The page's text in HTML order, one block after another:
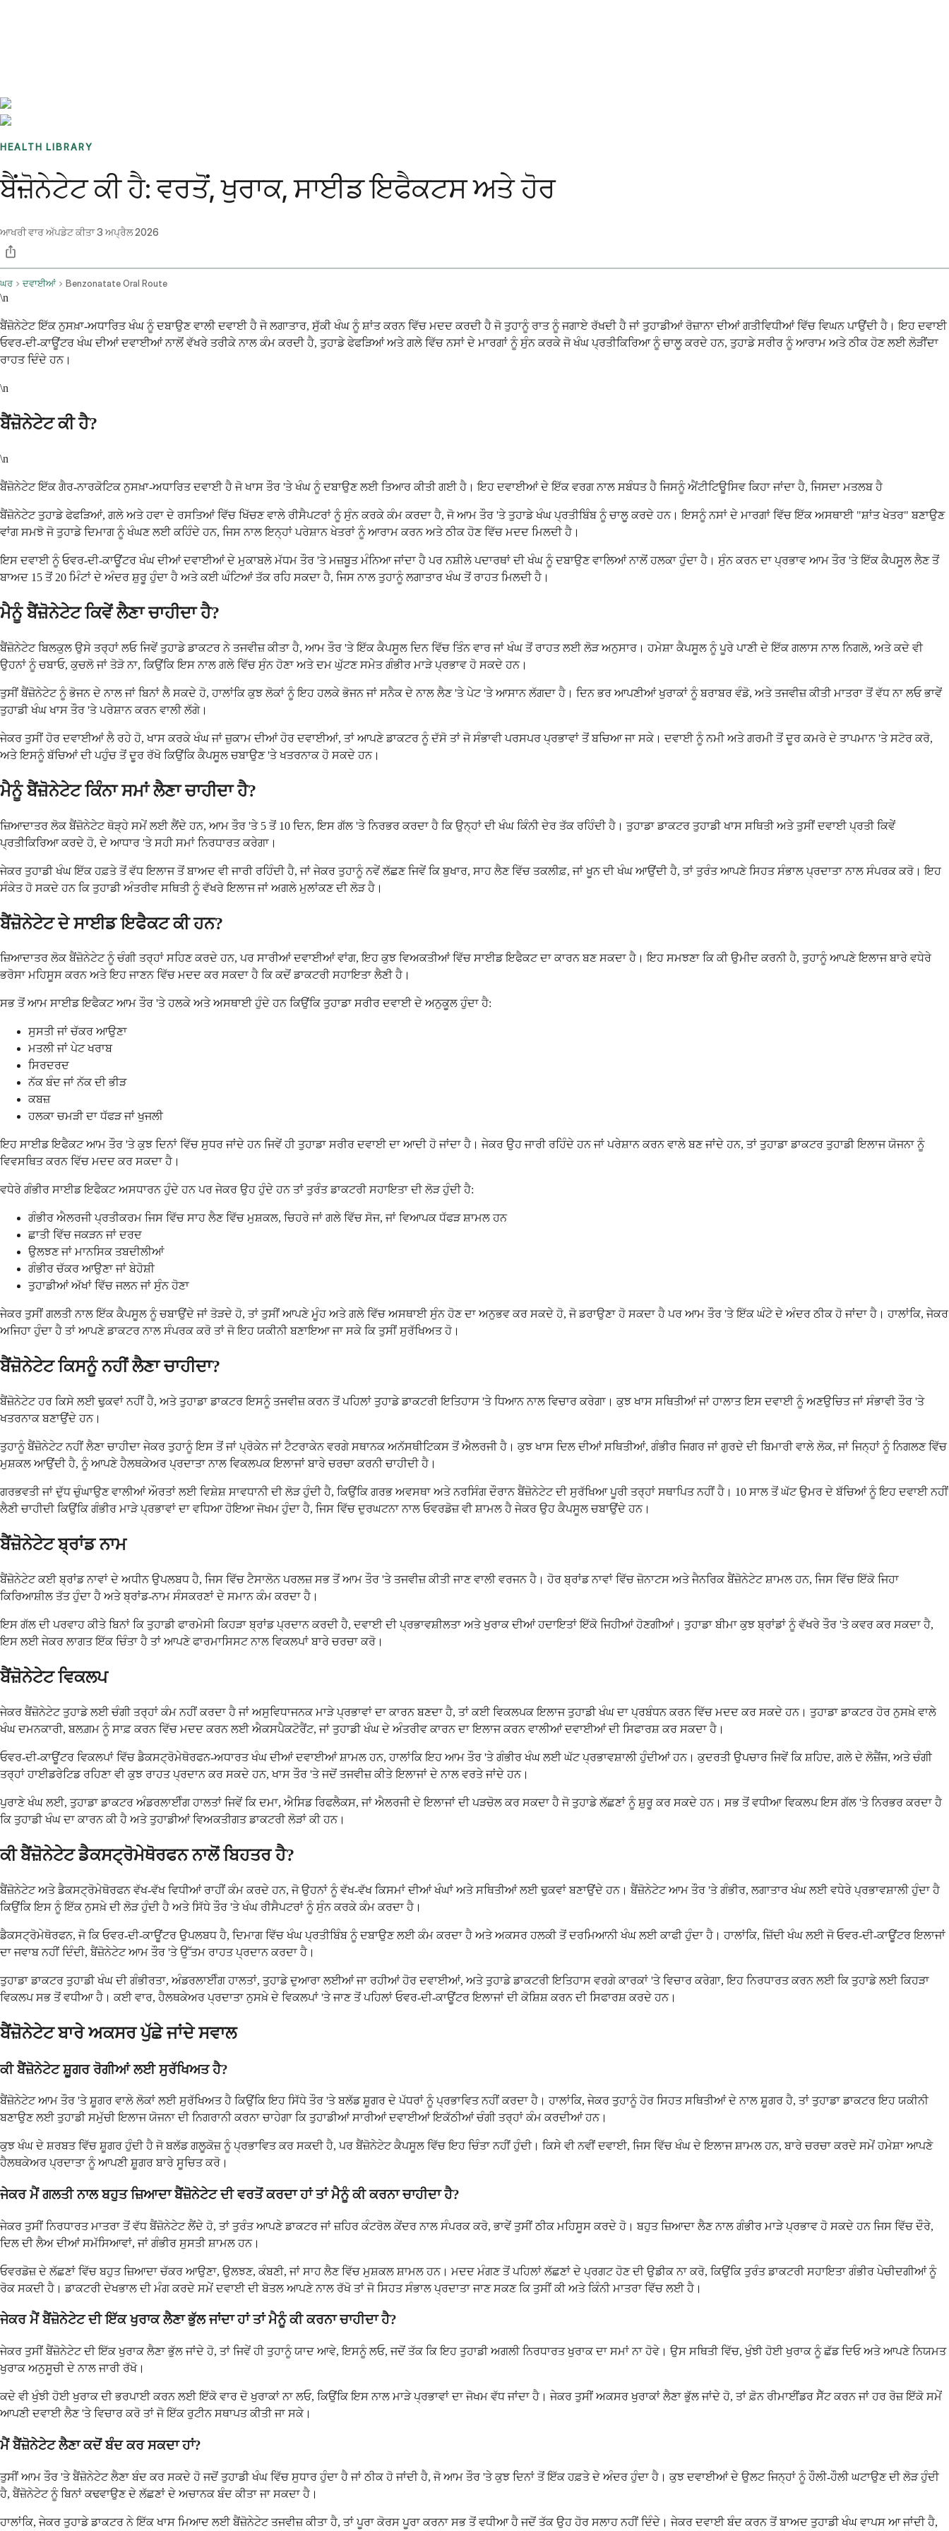
HEALTH LIBRARY
ਬੈਂਜ਼ੋਨੇਟੇਟ ਕੀ ਹੈ: ਵਰਤੋਂ, ਖੁਰਾਕ, ਸਾਈਡ ਇਫੈਕਟਸ ਅਤੇ ਹੋਰ
ਆਖਰੀ ਵਾਰ ਅੱਪਡੇਟ ਕੀਤਾ3 ਅਪ੍ਰੈਲ 2026
ਘਰ ਦਵਾਈਆਂ Benzonatate Oral Route
\n
ਬੈਂਜ਼ੋਨੇਟੇਟ ਇੱਕ ਨੁਸਖ਼ਾ-ਅਧਾਰਿਤ ਖੰਘ ਨੂੰ ਦਬਾਉਣ ਵਾਲੀ ਦਵਾਈ ਹੈ ਜੋ ਲਗਾਤਾਰ, ਸੁੱਕੀ ਖੰਘ ਨੂੰ ਸ਼ਾਂਤ ਕਰਨ ਵਿੱਚ ਮਦਦ ਕਰਦੀ ਹੈ ਜੋ ਤੁਹਾਨੂੰ ਰਾਤ ਨੂੰ ਜਗਾਏ ਰੱਖਦੀ ਹੈ ਜਾਂ ਤੁਹਾਡੀਆਂ ਰੋਜ਼ਾਨਾ ਦੀਆਂ ਗਤੀਵਿਧੀਆਂ ਵਿੱਚ ਵਿਘਨ ਪਾਉਂਦੀ ਹੈ। ਇਹ ਦਵਾਈ
ਓਵਰ-ਦੀ-ਕਾਊਂਟਰ ਖੰਘ ਦੀਆਂ ਦਵਾਈਆਂ ਨਾਲੋਂ ਵੱਖਰੇ ਤਰੀਕੇ ਨਾਲ ਕੰਮ ਕਰਦੀ ਹੈ, ਤੁਹਾਡੇ ਫੇਫੜਿਆਂ ਅਤੇ ਗਲੇ ਵਿੱਚ ਨਸਾਂ ਦੇ ਮਾਰਗਾਂ ਨੂੰ ਸੁੰਨ ਕਰਕੇ ਜੋ ਖੰਘ ਪ੍ਰਤੀਕਿਰਿਆ ਨੂੰ ਚਾਲੂ ਕਰਦੇ ਹਨ, ਤੁਹਾਡੇ ਸਰੀਰ ਨੂੰ ਆਰਾਮ ਅਤੇ ਠੀਕ ਹੋਣ ਲਈ ਲੋੜੀਂਦਾ
ਰਾਹਤ ਦਿੰਦੇ ਹਨ।
\n
ਬੈਂਜ਼ੋਨੇਟੇਟ ਕੀ ਹੈ?
\n
ਬੈਂਜ਼ੋਨੇਟੇਟ ਇੱਕ ਗੈਰ-ਨਾਰਕੋਟਿਕ ਨੁਸਖ਼ਾ-ਅਧਾਰਿਤ ਦਵਾਈ ਹੈ ਜੋ ਖਾਸ ਤੌਰ 'ਤੇ ਖੰਘ ਨੂੰ ਦਬਾਉਣ ਲਈ ਤਿਆਰ ਕੀਤੀ ਗਈ ਹੈ। ਇਹ ਦਵਾਈਆਂ ਦੇ ਇੱਕ ਵਰਗ ਨਾਲ ਸਬੰਧਤ ਹੈ ਜਿਸਨੂੰ ਐਂਟੀਟਿਊਸਿਵ ਕਿਹਾ ਜਾਂਦਾ ਹੈ, ਜਿਸਦਾ ਮਤਲਬ ਹੈ
ਬੈਂਜ਼ੋਨੇਟੇਟ ਤੁਹਾਡੇ ਫੇਫੜਿਆਂ, ਗਲੇ ਅਤੇ ਹਵਾ ਦੇ ਰਸਤਿਆਂ ਵਿੱਚ ਖਿੱਚਣ ਵਾਲੇ ਰੀਸੈਪਟਰਾਂ ਨੂੰ ਸੁੰਨ ਕਰਕੇ ਕੰਮ ਕਰਦਾ ਹੈ, ਜੋ ਆਮ ਤੌਰ 'ਤੇ ਤੁਹਾਡੇ ਖੰਘ ਪ੍ਰਤੀਬਿੰਬ ਨੂੰ ਚਾਲੂ ਕਰਦੇ ਹਨ। ਇਸਨੂੰ ਨਸਾਂ ਦੇ ਮਾਰਗਾਂ ਵਿੱਚ ਇੱਕ ਅਸਥਾਈ "ਸ਼ਾਂਤ ਖੇਤਰ" ਬਣਾਉਣ
ਵਾਂਗ ਸਮਝੋ ਜੋ ਤੁਹਾਡੇ ਦਿਮਾਗ ਨੂੰ ਖੰਘਣ ਲਈ ਕਹਿੰਦੇ ਹਨ, ਜਿਸ ਨਾਲ ਇਨ੍ਹਾਂ ਪਰੇਸ਼ਾਨ ਖੇਤਰਾਂ ਨੂੰ ਆਰਾਮ ਕਰਨ ਅਤੇ ਠੀਕ ਹੋਣ ਵਿੱਚ ਮਦਦ ਮਿਲਦੀ ਹੈ।
ਇਸ ਦਵਾਈ ਨੂੰ ਓਵਰ-ਦੀ-ਕਾਊਂਟਰ ਖੰਘ ਦੀਆਂ ਦਵਾਈਆਂ ਦੇ ਮੁਕਾਬਲੇ ਮੱਧਮ ਤੌਰ 'ਤੇ ਮਜ਼ਬੂਤ ਮੰਨਿਆ ਜਾਂਦਾ ਹੈ ਪਰ ਨਸ਼ੀਲੇ ਪਦਾਰਥਾਂ ਦੀ ਖੰਘ ਨੂੰ ਦਬਾਉਣ ਵਾਲਿਆਂ ਨਾਲੋਂ ਹਲਕਾ ਹੁੰਦਾ ਹੈ। ਸੁੰਨ ਕਰਨ ਦਾ ਪ੍ਰਭਾਵ ਆਮ ਤੌਰ 'ਤੇ ਇੱਕ ਕੈਪਸੂਲ ਲੈਣ ਤੋਂ
ਬਾਅਦ 15 ਤੋਂ 20 ਮਿੰਟਾਂ ਦੇ ਅੰਦਰ ਸ਼ੁਰੂ ਹੁੰਦਾ ਹੈ ਅਤੇ ਕਈ ਘੰਟਿਆਂ ਤੱਕ ਰਹਿ ਸਕਦਾ ਹੈ, ਜਿਸ ਨਾਲ ਤੁਹਾਨੂੰ ਲਗਾਤਾਰ ਖੰਘ ਤੋਂ ਰਾਹਤ ਮਿਲਦੀ ਹੈ।
ਮੈਨੂੰ ਬੈਂਜ਼ੋਨੇਟੇਟ ਕਿਵੇਂ ਲੈਣਾ ਚਾਹੀਦਾ ਹੈ?
ਬੈਂਜ਼ੋਨੇਟੇਟ ਬਿਲਕੁਲ ਉਸੇ ਤਰ੍ਹਾਂ ਲਓ ਜਿਵੇਂ ਤੁਹਾਡੇ ਡਾਕਟਰ ਨੇ ਤਜਵੀਜ਼ ਕੀਤਾ ਹੈ, ਆਮ ਤੌਰ 'ਤੇ ਇੱਕ ਕੈਪਸੂਲ ਦਿਨ ਵਿੱਚ ਤਿੰਨ ਵਾਰ ਜਾਂ ਖੰਘ ਤੋਂ ਰਾਹਤ ਲਈ ਲੋੜ ਅਨੁਸਾਰ। ਹਮੇਸ਼ਾ ਕੈਪਸੂਲ ਨੂੰ ਪੂਰੇ ਪਾਣੀ ਦੇ ਇੱਕ ਗਲਾਸ ਨਾਲ ਨਿਗਲੋ, ਅਤੇ ਕਦੇ ਵੀ
ਉਹਨਾਂ ਨੂੰ ਚਬਾਓ, ਕੁਚਲੋ ਜਾਂ ਤੋੜੋ ਨਾ, ਕਿਉਂਕਿ ਇਸ ਨਾਲ ਗਲੇ ਵਿੱਚ ਸੁੰਨ ਹੋਣਾ ਅਤੇ ਦਮ ਘੁੱਟਣ ਸਮੇਤ ਗੰਭੀਰ ਮਾੜੇ ਪ੍ਰਭਾਵ ਹੋ ਸਕਦੇ ਹਨ।
ਤੁਸੀਂ ਬੈਂਜ਼ੋਨੇਟੇਟ ਨੂੰ ਭੋਜਨ ਦੇ ਨਾਲ ਜਾਂ ਬਿਨਾਂ ਲੈ ਸਕਦੇ ਹੋ, ਹਾਲਾਂਕਿ ਕੁਝ ਲੋਕਾਂ ਨੂੰ ਇਹ ਹਲਕੇ ਭੋਜਨ ਜਾਂ ਸਨੈਕ ਦੇ ਨਾਲ ਲੈਣ 'ਤੇ ਪੇਟ 'ਤੇ ਆਸਾਨ ਲੱਗਦਾ ਹੈ। ਦਿਨ ਭਰ ਆਪਣੀਆਂ ਖੁਰਾਕਾਂ ਨੂੰ ਬਰਾਬਰ ਵੰਡੋ, ਅਤੇ ਤਜਵੀਜ਼ ਕੀਤੀ ਮਾਤਰਾ ਤੋਂ ਵੱਧ ਨਾ ਲਓ ਭਾਵੇਂ
ਤੁਹਾਡੀ ਖੰਘ ਖਾਸ ਤੌਰ 'ਤੇ ਪਰੇਸ਼ਾਨ ਕਰਨ ਵਾਲੀ ਲੱਗੇ।
ਜੇਕਰ ਤੁਸੀਂ ਹੋਰ ਦਵਾਈਆਂ ਲੈ ਰਹੇ ਹੋ, ਖਾਸ ਕਰਕੇ ਖੰਘ ਜਾਂ ਜ਼ੁਕਾਮ ਦੀਆਂ ਹੋਰ ਦਵਾਈਆਂ, ਤਾਂ ਆਪਣੇ ਡਾਕਟਰ ਨੂੰ ਦੱਸੋ ਤਾਂ ਜੋ ਸੰਭਾਵੀ ਪਰਸਪਰ ਪ੍ਰਭਾਵਾਂ ਤੋਂ ਬਚਿਆ ਜਾ ਸਕੇ। ਦਵਾਈ ਨੂੰ ਨਮੀ ਅਤੇ ਗਰਮੀ ਤੋਂ ਦੂਰ ਕਮਰੇ ਦੇ ਤਾਪਮਾਨ 'ਤੇ ਸਟੋਰ ਕਰੋ,
ਅਤੇ ਇਸਨੂੰ ਬੱਚਿਆਂ ਦੀ ਪਹੁੰਚ ਤੋਂ ਦੂਰ ਰੱਖੋ ਕਿਉਂਕਿ ਕੈਪਸੂਲ ਚਬਾਉਣ 'ਤੇ ਖਤਰਨਾਕ ਹੋ ਸਕਦੇ ਹਨ।
ਮੈਨੂੰ ਬੈਂਜ਼ੋਨੇਟੇਟ ਕਿੰਨਾ ਸਮਾਂ ਲੈਣਾ ਚਾਹੀਦਾ ਹੈ?
ਜ਼ਿਆਦਾਤਰ ਲੋਕ ਬੈਂਜ਼ੋਨੇਟੇਟ ਥੋੜ੍ਹੇ ਸਮੇਂ ਲਈ ਲੈਂਦੇ ਹਨ, ਆਮ ਤੌਰ 'ਤੇ 5 ਤੋਂ 10 ਦਿਨ, ਇਸ ਗੱਲ 'ਤੇ ਨਿਰਭਰ ਕਰਦਾ ਹੈ ਕਿ ਉਨ੍ਹਾਂ ਦੀ ਖੰਘ ਕਿੰਨੀ ਦੇਰ ਤੱਕ ਰਹਿੰਦੀ ਹੈ। ਤੁਹਾਡਾ ਡਾਕਟਰ ਤੁਹਾਡੀ ਖਾਸ ਸਥਿਤੀ ਅਤੇ ਤੁਸੀਂ ਦਵਾਈ ਪ੍ਰਤੀ ਕਿਵੇਂ
ਪ੍ਰਤੀਕਿਰਿਆ ਕਰਦੇ ਹੋ, ਦੇ ਆਧਾਰ 'ਤੇ ਸਹੀ ਸਮਾਂ ਨਿਰਧਾਰਤ ਕਰੇਗਾ।
ਜੇਕਰ ਤੁਹਾਡੀ ਖੰਘ ਇੱਕ ਹਫ਼ਤੇ ਤੋਂ ਵੱਧ ਇਲਾਜ ਤੋਂ ਬਾਅਦ ਵੀ ਜਾਰੀ ਰਹਿੰਦੀ ਹੈ, ਜਾਂ ਜੇਕਰ ਤੁਹਾਨੂੰ ਨਵੇਂ ਲੱਛਣ ਜਿਵੇਂ ਕਿ ਬੁਖਾਰ, ਸਾਹ ਲੈਣ ਵਿੱਚ ਤਕਲੀਫ਼, ਜਾਂ ਖੂਨ ਦੀ ਖੰਘ ਆਉਂਦੀ ਹੈ, ਤਾਂ ਤੁਰੰਤ ਆਪਣੇ ਸਿਹਤ ਸੰਭਾਲ ਪ੍ਰਦਾਤਾ ਨਾਲ ਸੰਪਰਕ ਕਰੋ। ਇਹ
ਸੰਕੇਤ ਹੋ ਸਕਦੇ ਹਨ ਕਿ ਤੁਹਾਡੀ ਅੰਤਰੀਵ ਸਥਿਤੀ ਨੂੰ ਵੱਖਰੇ ਇਲਾਜ ਜਾਂ ਅਗਲੇ ਮੁਲਾਂਕਣ ਦੀ ਲੋੜ ਹੈ।
ਬੈਂਜ਼ੋਨੇਟੇਟ ਦੇ ਸਾਈਡ ਇਫੈਕਟ ਕੀ ਹਨ?
ਜ਼ਿਆਦਾਤਰ ਲੋਕ ਬੈਂਜ਼ੋਨੇਟੇਟ ਨੂੰ ਚੰਗੀ ਤਰ੍ਹਾਂ ਸਹਿਣ ਕਰਦੇ ਹਨ, ਪਰ ਸਾਰੀਆਂ ਦਵਾਈਆਂ ਵਾਂਗ, ਇਹ ਕੁਝ ਵਿਅਕਤੀਆਂ ਵਿੱਚ ਸਾਈਡ ਇਫੈਕਟ ਦਾ ਕਾਰਨ ਬਣ ਸਕਦਾ ਹੈ। ਇਹ ਸਮਝਣਾ ਕਿ ਕੀ ਉਮੀਦ ਕਰਨੀ ਹੈ, ਤੁਹਾਨੂੰ ਆਪਣੇ ਇਲਾਜ ਬਾਰੇ ਵਧੇਰੇ
ਭਰੋਸਾ ਮਹਿਸੂਸ ਕਰਨ ਅਤੇ ਇਹ ਜਾਣਨ ਵਿੱਚ ਮਦਦ ਕਰ ਸਕਦਾ ਹੈ ਕਿ ਕਦੋਂ ਡਾਕਟਰੀ ਸਹਾਇਤਾ ਲੈਣੀ ਹੈ।
ਸਭ ਤੋਂ ਆਮ ਸਾਈਡ ਇਫੈਕਟ ਆਮ ਤੌਰ 'ਤੇ ਹਲਕੇ ਅਤੇ ਅਸਥਾਈ ਹੁੰਦੇ ਹਨ ਕਿਉਂਕਿ ਤੁਹਾਡਾ ਸਰੀਰ ਦਵਾਈ ਦੇ ਅਨੁਕੂਲ ਹੁੰਦਾ ਹੈ:
ਸੁਸਤੀ ਜਾਂ ਚੱਕਰ ਆਉਣਾ
ਮਤਲੀ ਜਾਂ ਪੇਟ ਖਰਾਬ
ਸਿਰਦਰਦ
ਨੱਕ ਬੰਦ ਜਾਂ ਨੱਕ ਦੀ ਭੀੜ
ਕਬਜ਼
ਹਲਕਾ ਚਮੜੀ ਦਾ ਧੱਫੜ ਜਾਂ ਖੁਜਲੀ
ਇਹ ਸਾਈਡ ਇਫੈਕਟ ਆਮ ਤੌਰ 'ਤੇ ਕੁਝ ਦਿਨਾਂ ਵਿੱਚ ਸੁਧਰ ਜਾਂਦੇ ਹਨ ਜਿਵੇਂ ਹੀ ਤੁਹਾਡਾ ਸਰੀਰ ਦਵਾਈ ਦਾ ਆਦੀ ਹੋ ਜਾਂਦਾ ਹੈ। ਜੇਕਰ ਉਹ ਜਾਰੀ ਰਹਿੰਦੇ ਹਨ ਜਾਂ ਪਰੇਸ਼ਾਨ ਕਰਨ ਵਾਲੇ ਬਣ ਜਾਂਦੇ ਹਨ, ਤਾਂ ਤੁਹਾਡਾ ਡਾਕਟਰ ਤੁਹਾਡੀ ਇਲਾਜ ਯੋਜਨਾ ਨੂੰ
ਵਿਵਸਥਿਤ ਕਰਨ ਵਿੱਚ ਮਦਦ ਕਰ ਸਕਦਾ ਹੈ।
ਵਧੇਰੇ ਗੰਭੀਰ ਸਾਈਡ ਇਫੈਕਟ ਅਸਧਾਰਨ ਹੁੰਦੇ ਹਨ ਪਰ ਜੇਕਰ ਉਹ ਹੁੰਦੇ ਹਨ ਤਾਂ ਤੁਰੰਤ ਡਾਕਟਰੀ ਸਹਾਇਤਾ ਦੀ ਲੋੜ ਹੁੰਦੀ ਹੈ:
ਗੰਭੀਰ ਐਲਰਜੀ ਪ੍ਰਤੀਕਰਮ ਜਿਸ ਵਿੱਚ ਸਾਹ ਲੈਣ ਵਿੱਚ ਮੁਸ਼ਕਲ, ਚਿਹਰੇ ਜਾਂ ਗਲੇ ਵਿੱਚ ਸੋਜ, ਜਾਂ ਵਿਆਪਕ ਧੱਫੜ ਸ਼ਾਮਲ ਹਨ
ਛਾਤੀ ਵਿੱਚ ਜਕੜਨ ਜਾਂ ਦਰਦ
ਉਲਝਣ ਜਾਂ ਮਾਨਸਿਕ ਤਬਦੀਲੀਆਂ
ਗੰਭੀਰ ਚੱਕਰ ਆਉਣਾ ਜਾਂ ਬੇਹੋਸ਼ੀ
ਤੁਹਾਡੀਆਂ ਅੱਖਾਂ ਵਿੱਚ ਜਲਨ ਜਾਂ ਸੁੰਨ ਹੋਣਾ
ਜੇਕਰ ਤੁਸੀਂ ਗਲਤੀ ਨਾਲ ਇੱਕ ਕੈਪਸੂਲ ਨੂੰ ਚਬਾਉਂਦੇ ਜਾਂ ਤੋੜਦੇ ਹੋ, ਤਾਂ ਤੁਸੀਂ ਆਪਣੇ ਮੂੰਹ ਅਤੇ ਗਲੇ ਵਿੱਚ ਅਸਥਾਈ ਸੁੰਨ ਹੋਣ ਦਾ ਅਨੁਭਵ ਕਰ ਸਕਦੇ ਹੋ, ਜੋ ਡਰਾਉਣਾ ਹੋ ਸਕਦਾ ਹੈ ਪਰ ਆਮ ਤੌਰ 'ਤੇ ਇੱਕ ਘੰਟੇ ਦੇ ਅੰਦਰ ਠੀਕ ਹੋ ਜਾਂਦਾ ਹੈ। ਹਾਲਾਂਕਿ, ਜੇਕਰ
ਅਜਿਹਾ ਹੁੰਦਾ ਹੈ ਤਾਂ ਆਪਣੇ ਡਾਕਟਰ ਨਾਲ ਸੰਪਰਕ ਕਰੋ ਤਾਂ ਜੋ ਇਹ ਯਕੀਨੀ ਬਣਾਇਆ ਜਾ ਸਕੇ ਕਿ ਤੁਸੀਂ ਸੁਰੱਖਿਅਤ ਹੋ।
ਬੈਂਜ਼ੋਨੇਟੇਟ ਕਿਸਨੂੰ ਨਹੀਂ ਲੈਣਾ ਚਾਹੀਦਾ?
ਬੈਂਜ਼ੋਨੇਟੇਟ ਹਰ ਕਿਸੇ ਲਈ ਢੁਕਵਾਂ ਨਹੀਂ ਹੈ, ਅਤੇ ਤੁਹਾਡਾ ਡਾਕਟਰ ਇਸਨੂੰ ਤਜਵੀਜ਼ ਕਰਨ ਤੋਂ ਪਹਿਲਾਂ ਤੁਹਾਡੇ ਡਾਕਟਰੀ ਇਤਿਹਾਸ 'ਤੇ ਧਿਆਨ ਨਾਲ ਵਿਚਾਰ ਕਰੇਗਾ। ਕੁਝ ਖਾਸ ਸਥਿਤੀਆਂ ਜਾਂ ਹਾਲਾਤ ਇਸ ਦਵਾਈ ਨੂੰ ਅਣਉਚਿਤ ਜਾਂ ਸੰਭਾਵੀ ਤੌਰ 'ਤੇ
ਖਤਰਨਾਕ ਬਣਾਉਂਦੇ ਹਨ।
ਤੁਹਾਨੂੰ ਬੈਂਜ਼ੋਨੇਟੇਟ ਨਹੀਂ ਲੈਣਾ ਚਾਹੀਦਾ ਜੇਕਰ ਤੁਹਾਨੂੰ ਇਸ ਤੋਂ ਜਾਂ ਪ੍ਰੋਕੇਨ ਜਾਂ ਟੈਟਰਾਕੇਨ ਵਰਗੇ ਸਥਾਨਕ ਅਨੱਸਥੀਟਿਕਸ ਤੋਂ ਐਲਰਜੀ ਹੈ। ਕੁਝ ਖਾਸ ਦਿਲ ਦੀਆਂ ਸਥਿਤੀਆਂ, ਗੰਭੀਰ ਜਿਗਰ ਜਾਂ ਗੁਰਦੇ ਦੀ ਬਿਮਾਰੀ ਵਾਲੇ ਲੋਕ, ਜਾਂ ਜਿਨ੍ਹਾਂ ਨੂੰ ਨਿਗਲਣ ਵਿੱਚ
ਮੁਸ਼ਕਲ ਆਉਂਦੀ ਹੈ, ਨੂੰ ਆਪਣੇ ਹੈਲਥਕੇਅਰ ਪ੍ਰਦਾਤਾ ਨਾਲ ਵਿਕਲਪਕ ਇਲਾਜਾਂ ਬਾਰੇ ਚਰਚਾ ਕਰਨੀ ਚਾਹੀਦੀ ਹੈ।
ਗਰਭਵਤੀ ਜਾਂ ਦੁੱਧ ਚੁੰਘਾਉਣ ਵਾਲੀਆਂ ਔਰਤਾਂ ਲਈ ਵਿਸ਼ੇਸ਼ ਸਾਵਧਾਨੀ ਦੀ ਲੋੜ ਹੁੰਦੀ ਹੈ, ਕਿਉਂਕਿ ਗਰਭ ਅਵਸਥਾ ਅਤੇ ਨਰਸਿੰਗ ਦੌਰਾਨ ਬੈਂਜ਼ੋਨੇਟੇਟ ਦੀ ਸੁਰੱਖਿਆ ਪੂਰੀ ਤਰ੍ਹਾਂ ਸਥਾਪਿਤ ਨਹੀਂ ਹੈ। 10 ਸਾਲ ਤੋਂ ਘੱਟ ਉਮਰ ਦੇ ਬੱਚਿਆਂ ਨੂੰ ਇਹ ਦਵਾਈ ਨਹੀਂ
ਲੈਣੀ ਚਾਹੀਦੀ ਕਿਉਂਕਿ ਗੰਭੀਰ ਮਾੜੇ ਪ੍ਰਭਾਵਾਂ ਦਾ ਵਧਿਆ ਹੋਇਆ ਜੋਖਮ ਹੁੰਦਾ ਹੈ, ਜਿਸ ਵਿੱਚ ਦੁਰਘਟਨਾ ਨਾਲ ਓਵਰਡੋਜ਼ ਵੀ ਸ਼ਾਮਲ ਹੈ ਜੇਕਰ ਉਹ ਕੈਪਸੂਲ ਚਬਾਉਂਦੇ ਹਨ।
ਬੈਂਜ਼ੋਨੇਟੇਟ ਬ੍ਰਾਂਡ ਨਾਮ
ਬੈਂਜ਼ੋਨੇਟੇਟ ਕਈ ਬ੍ਰਾਂਡ ਨਾਵਾਂ ਦੇ ਅਧੀਨ ਉਪਲਬਧ ਹੈ, ਜਿਸ ਵਿੱਚ ਟੈਸਾਲੋਨ ਪਰਲਜ਼ ਸਭ ਤੋਂ ਆਮ ਤੌਰ 'ਤੇ ਤਜਵੀਜ਼ ਕੀਤੀ ਜਾਣ ਵਾਲੀ ਵਰਜਨ ਹੈ। ਹੋਰ ਬ੍ਰਾਂਡ ਨਾਵਾਂ ਵਿੱਚ ਜ਼ੋਨਾਟਸ ਅਤੇ ਜੈਨਰਿਕ ਬੈਂਜ਼ੋਨੇਟੇਟ ਸ਼ਾਮਲ ਹਨ, ਜਿਸ ਵਿੱਚ ਇੱਕੋ ਜਿਹਾ
ਕਿਰਿਆਸ਼ੀਲ ਤੱਤ ਹੁੰਦਾ ਹੈ ਅਤੇ ਬ੍ਰਾਂਡ-ਨਾਮ ਸੰਸਕਰਣਾਂ ਦੇ ਸਮਾਨ ਕੰਮ ਕਰਦਾ ਹੈ।
ਇਸ ਗੱਲ ਦੀ ਪਰਵਾਹ ਕੀਤੇ ਬਿਨਾਂ ਕਿ ਤੁਹਾਡੀ ਫਾਰਮੇਸੀ ਕਿਹੜਾ ਬ੍ਰਾਂਡ ਪ੍ਰਦਾਨ ਕਰਦੀ ਹੈ, ਦਵਾਈ ਦੀ ਪ੍ਰਭਾਵਸ਼ੀਲਤਾ ਅਤੇ ਖੁਰਾਕ ਦੀਆਂ ਹਦਾਇਤਾਂ ਇੱਕੋ ਜਿਹੀਆਂ ਹੋਣਗੀਆਂ। ਤੁਹਾਡਾ ਬੀਮਾ ਕੁਝ ਬ੍ਰਾਂਡਾਂ ਨੂੰ ਵੱਖਰੇ ਤੌਰ 'ਤੇ ਕਵਰ ਕਰ ਸਕਦਾ ਹੈ,
ਇਸ ਲਈ ਜੇਕਰ ਲਾਗਤ ਇੱਕ ਚਿੰਤਾ ਹੈ ਤਾਂ ਆਪਣੇ ਫਾਰਮਾਸਿਸਟ ਨਾਲ ਵਿਕਲਪਾਂ ਬਾਰੇ ਚਰਚਾ ਕਰੋ।
ਬੈਂਜ਼ੋਨੇਟੇਟ ਵਿਕਲਪ
ਜੇਕਰ ਬੈਂਜ਼ੋਨੇਟੇਟ ਤੁਹਾਡੇ ਲਈ ਚੰਗੀ ਤਰ੍ਹਾਂ ਕੰਮ ਨਹੀਂ ਕਰਦਾ ਹੈ ਜਾਂ ਅਸੁਵਿਧਾਜਨਕ ਮਾੜੇ ਪ੍ਰਭਾਵਾਂ ਦਾ ਕਾਰਨ ਬਣਦਾ ਹੈ, ਤਾਂ ਕਈ ਵਿਕਲਪਕ ਇਲਾਜ ਤੁਹਾਡੀ ਖੰਘ ਦਾ ਪ੍ਰਬੰਧਨ ਕਰਨ ਵਿੱਚ ਮਦਦ ਕਰ ਸਕਦੇ ਹਨ। ਤੁਹਾਡਾ ਡਾਕਟਰ ਹੋਰ ਨੁਸਖ਼ੇ ਵਾਲੇ
ਖੰਘ ਦਮਨਕਾਰੀ, ਬਲਗ਼ਮ ਨੂੰ ਸਾਫ਼ ਕਰਨ ਵਿੱਚ ਮਦਦ ਕਰਨ ਲਈ ਐਕਸਪੈਕਟੋਰੈਂਟ, ਜਾਂ ਤੁਹਾਡੀ ਖੰਘ ਦੇ ਅੰਤਰੀਵ ਕਾਰਨ ਦਾ ਇਲਾਜ ਕਰਨ ਵਾਲੀਆਂ ਦਵਾਈਆਂ ਦੀ ਸਿਫਾਰਸ਼ ਕਰ ਸਕਦਾ ਹੈ।
ਓਵਰ-ਦੀ-ਕਾਊਂਟਰ ਵਿਕਲਪਾਂ ਵਿੱਚ ਡੈਕਸਟ੍ਰੋਮੇਥੋਰਫਨ-ਅਧਾਰਤ ਖੰਘ ਦੀਆਂ ਦਵਾਈਆਂ ਸ਼ਾਮਲ ਹਨ, ਹਾਲਾਂਕਿ ਇਹ ਆਮ ਤੌਰ 'ਤੇ ਗੰਭੀਰ ਖੰਘ ਲਈ ਘੱਟ ਪ੍ਰਭਾਵਸ਼ਾਲੀ ਹੁੰਦੀਆਂ ਹਨ। ਕੁਦਰਤੀ ਉਪਚਾਰ ਜਿਵੇਂ ਕਿ ਸ਼ਹਿਦ, ਗਲੇ ਦੇ ਲੋਜ਼ੈਂਜ, ਅਤੇ ਚੰਗੀ
ਤਰ੍ਹਾਂ ਹਾਈਡਰੇਟਿਡ ਰਹਿਣਾ ਵੀ ਕੁਝ ਰਾਹਤ ਪ੍ਰਦਾਨ ਕਰ ਸਕਦੇ ਹਨ, ਖਾਸ ਤੌਰ 'ਤੇ ਜਦੋਂ ਤਜਵੀਜ਼ ਕੀਤੇ ਇਲਾਜਾਂ ਦੇ ਨਾਲ ਵਰਤੇ ਜਾਂਦੇ ਹਨ।
ਪੁਰਾਣੇ ਖੰਘ ਲਈ, ਤੁਹਾਡਾ ਡਾਕਟਰ ਅੰਡਰਲਾਈੰਗ ਹਾਲਤਾਂ ਜਿਵੇਂ ਕਿ ਦਮਾ, ਐਸਿਡ ਰਿਫਲੈਕਸ, ਜਾਂ ਐਲਰਜੀ ਦੇ ਇਲਾਜਾਂ ਦੀ ਪੜਚੋਲ ਕਰ ਸਕਦਾ ਹੈ ਜੋ ਤੁਹਾਡੇ ਲੱਛਣਾਂ ਨੂੰ ਸ਼ੁਰੂ ਕਰ ਸਕਦੇ ਹਨ। ਸਭ ਤੋਂ ਵਧੀਆ ਵਿਕਲਪ ਇਸ ਗੱਲ 'ਤੇ ਨਿਰਭਰ ਕਰਦਾ ਹੈ
ਕਿ ਤੁਹਾਡੀ ਖੰਘ ਦਾ ਕਾਰਨ ਕੀ ਹੈ ਅਤੇ ਤੁਹਾਡੀਆਂ ਵਿਅਕਤੀਗਤ ਡਾਕਟਰੀ ਲੋੜਾਂ ਕੀ ਹਨ।
ਕੀ ਬੈਂਜ਼ੋਨੇਟੇਟ ਡੈਕਸਟ੍ਰੋਮੇਥੋਰਫਨ ਨਾਲੋਂ ਬਿਹਤਰ ਹੈ?
ਬੈਂਜ਼ੋਨੇਟੇਟ ਅਤੇ ਡੈਕਸਟ੍ਰੋਮੇਥੋਰਫਨ ਵੱਖ-ਵੱਖ ਵਿਧੀਆਂ ਰਾਹੀਂ ਕੰਮ ਕਰਦੇ ਹਨ, ਜੋ ਉਹਨਾਂ ਨੂੰ ਵੱਖ-ਵੱਖ ਕਿਸਮਾਂ ਦੀਆਂ ਖੰਘਾਂ ਅਤੇ ਸਥਿਤੀਆਂ ਲਈ ਢੁਕਵਾਂ ਬਣਾਉਂਦੇ ਹਨ। ਬੈਂਜ਼ੋਨੇਟੇਟ ਆਮ ਤੌਰ 'ਤੇ ਗੰਭੀਰ, ਲਗਾਤਾਰ ਖੰਘ ਲਈ ਵਧੇਰੇ ਪ੍ਰਭਾਵਸ਼ਾਲੀ ਹੁੰਦਾ ਹੈ
ਕਿਉਂਕਿ ਇਸ ਨੂੰ ਇੱਕ ਨੁਸਖ਼ੇ ਦੀ ਲੋੜ ਹੁੰਦੀ ਹੈ ਅਤੇ ਸਿੱਧੇ ਤੌਰ 'ਤੇ ਖੰਘ ਰੀਸੈਪਟਰਾਂ ਨੂੰ ਸੁੰਨ ਕਰਕੇ ਕੰਮ ਕਰਦਾ ਹੈ।
ਡੈਕਸਟ੍ਰੋਮੇਥੋਰਫਨ, ਜੋ ਕਿ ਓਵਰ-ਦੀ-ਕਾਊਂਟਰ ਉਪਲਬਧ ਹੈ, ਦਿਮਾਗ ਵਿੱਚ ਖੰਘ ਪ੍ਰਤੀਬਿੰਬ ਨੂੰ ਦਬਾਉਣ ਲਈ ਕੰਮ ਕਰਦਾ ਹੈ ਅਤੇ ਅਕਸਰ ਹਲਕੀ ਤੋਂ ਦਰਮਿਆਨੀ ਖੰਘ ਲਈ ਕਾਫੀ ਹੁੰਦਾ ਹੈ। ਹਾਲਾਂਕਿ, ਜ਼ਿੱਦੀ ਖੰਘ ਲਈ ਜੋ ਓਵਰ-ਦੀ-ਕਾਊਂਟਰ ਇਲਾਜਾਂ
ਦਾ ਜਵਾਬ ਨਹੀਂ ਦਿੰਦੀ, ਬੈਂਜ਼ੋਨੇਟੇਟ ਆਮ ਤੌਰ 'ਤੇ ਉੱਤਮ ਰਾਹਤ ਪ੍ਰਦਾਨ ਕਰਦਾ ਹੈ।
ਤੁਹਾਡਾ ਡਾਕਟਰ ਤੁਹਾਡੀ ਖੰਘ ਦੀ ਗੰਭੀਰਤਾ, ਅੰਡਰਲਾਈੰਗ ਹਾਲਤਾਂ, ਤੁਹਾਡੇ ਦੁਆਰਾ ਲਈਆਂ ਜਾ ਰਹੀਆਂ ਹੋਰ ਦਵਾਈਆਂ, ਅਤੇ ਤੁਹਾਡੇ ਡਾਕਟਰੀ ਇਤਿਹਾਸ ਵਰਗੇ ਕਾਰਕਾਂ 'ਤੇ ਵਿਚਾਰ ਕਰੇਗਾ, ਇਹ ਨਿਰਧਾਰਤ ਕਰਨ ਲਈ ਕਿ ਤੁਹਾਡੇ ਲਈ ਕਿਹੜਾ
ਵਿਕਲਪ ਸਭ ਤੋਂ ਵਧੀਆ ਹੈ। ਕਈ ਵਾਰ, ਹੈਲਥਕੇਅਰ ਪ੍ਰਦਾਤਾ ਨੁਸਖ਼ੇ ਦੇ ਵਿਕਲਪਾਂ 'ਤੇ ਜਾਣ ਤੋਂ ਪਹਿਲਾਂ ਓਵਰ-ਦੀ-ਕਾਊਂਟਰ ਇਲਾਜਾਂ ਦੀ ਕੋਸ਼ਿਸ਼ ਕਰਨ ਦੀ ਸਿਫਾਰਸ਼ ਕਰਦੇ ਹਨ।
ਬੈਂਜ਼ੋਨੇਟੇਟ ਬਾਰੇ ਅਕਸਰ ਪੁੱਛੇ ਜਾਂਦੇ ਸਵਾਲ
ਕੀ ਬੈਂਜ਼ੋਨੇਟੇਟ ਸ਼ੂਗਰ ਰੋਗੀਆਂ ਲਈ ਸੁਰੱਖਿਅਤ ਹੈ?
ਬੈਂਜ਼ੋਨੇਟੇਟ ਆਮ ਤੌਰ 'ਤੇ ਸ਼ੂਗਰ ਵਾਲੇ ਲੋਕਾਂ ਲਈ ਸੁਰੱਖਿਅਤ ਹੈ ਕਿਉਂਕਿ ਇਹ ਸਿੱਧੇ ਤੌਰ 'ਤੇ ਬਲੱਡ ਸ਼ੂਗਰ ਦੇ ਪੱਧਰਾਂ ਨੂੰ ਪ੍ਰਭਾਵਿਤ ਨਹੀਂ ਕਰਦਾ ਹੈ। ਹਾਲਾਂਕਿ, ਜੇਕਰ ਤੁਹਾਨੂੰ ਹੋਰ ਸਿਹਤ ਸਥਿਤੀਆਂ ਦੇ ਨਾਲ ਸ਼ੂਗਰ ਹੈ, ਤਾਂ ਤੁਹਾਡਾ ਡਾਕਟਰ ਇਹ ਯਕੀਨੀ
ਬਣਾਉਣ ਲਈ ਤੁਹਾਡੀ ਸਮੁੱਚੀ ਇਲਾਜ ਯੋਜਨਾ ਦੀ ਨਿਗਰਾਨੀ ਕਰਨਾ ਚਾਹੇਗਾ ਕਿ ਤੁਹਾਡੀਆਂ ਸਾਰੀਆਂ ਦਵਾਈਆਂ ਇਕੱਠੀਆਂ ਚੰਗੀ ਤਰ੍ਹਾਂ ਕੰਮ ਕਰਦੀਆਂ ਹਨ।
ਕੁਝ ਖੰਘ ਦੇ ਸ਼ਰਬਤ ਵਿੱਚ ਸ਼ੂਗਰ ਹੁੰਦੀ ਹੈ ਜੋ ਬਲੱਡ ਗਲੂਕੋਜ਼ ਨੂੰ ਪ੍ਰਭਾਵਿਤ ਕਰ ਸਕਦੀ ਹੈ, ਪਰ ਬੈਂਜ਼ੋਨੇਟੇਟ ਕੈਪਸੂਲ ਵਿੱਚ ਇਹ ਚਿੰਤਾ ਨਹੀਂ ਹੁੰਦੀ। ਕਿਸੇ ਵੀ ਨਵੀਂ ਦਵਾਈ, ਜਿਸ ਵਿੱਚ ਖੰਘ ਦੇ ਇਲਾਜ ਸ਼ਾਮਲ ਹਨ, ਬਾਰੇ ਚਰਚਾ ਕਰਦੇ ਸਮੇਂ ਹਮੇਸ਼ਾ ਆਪਣੇ
ਹੈਲਥਕੇਅਰ ਪ੍ਰਦਾਤਾ ਨੂੰ ਆਪਣੀ ਸ਼ੂਗਰ ਬਾਰੇ ਸੂਚਿਤ ਕਰੋ।
ਜੇਕਰ ਮੈਂ ਗਲਤੀ ਨਾਲ ਬਹੁਤ ਜ਼ਿਆਦਾ ਬੈਂਜ਼ੋਨੇਟੇਟ ਦੀ ਵਰਤੋਂ ਕਰਦਾ ਹਾਂ ਤਾਂ ਮੈਨੂੰ ਕੀ ਕਰਨਾ ਚਾਹੀਦਾ ਹੈ?
ਜੇਕਰ ਤੁਸੀਂ ਨਿਰਧਾਰਤ ਮਾਤਰਾ ਤੋਂ ਵੱਧ ਬੈਂਜ਼ੋਨੇਟੇਟ ਲੈਂਦੇ ਹੋ, ਤਾਂ ਤੁਰੰਤ ਆਪਣੇ ਡਾਕਟਰ ਜਾਂ ਜ਼ਹਿਰ ਕੰਟਰੋਲ ਕੇਂਦਰ ਨਾਲ ਸੰਪਰਕ ਕਰੋ, ਭਾਵੇਂ ਤੁਸੀਂ ਠੀਕ ਮਹਿਸੂਸ ਕਰਦੇ ਹੋ। ਬਹੁਤ ਜ਼ਿਆਦਾ ਲੈਣ ਨਾਲ ਗੰਭੀਰ ਮਾੜੇ ਪ੍ਰਭਾਵ ਹੋ ਸਕਦੇ ਹਨ ਜਿਸ ਵਿੱਚ ਦੌਰੇ,
ਦਿਲ ਦੀ ਲੈਅ ਦੀਆਂ ਸਮੱਸਿਆਵਾਂ, ਜਾਂ ਗੰਭੀਰ ਸੁਸਤੀ ਸ਼ਾਮਲ ਹਨ।
ਓਵਰਡੋਜ਼ ਦੇ ਲੱਛਣਾਂ ਵਿੱਚ ਬਹੁਤ ਜ਼ਿਆਦਾ ਚੱਕਰ ਆਉਣਾ, ਉਲਝਣ, ਕੰਬਣੀ, ਜਾਂ ਸਾਹ ਲੈਣ ਵਿੱਚ ਮੁਸ਼ਕਲ ਸ਼ਾਮਲ ਹਨ। ਮਦਦ ਮੰਗਣ ਤੋਂ ਪਹਿਲਾਂ ਲੱਛਣਾਂ ਦੇ ਪ੍ਰਗਟ ਹੋਣ ਦੀ ਉਡੀਕ ਨਾ ਕਰੋ, ਕਿਉਂਕਿ ਤੁਰੰਤ ਡਾਕਟਰੀ ਸਹਾਇਤਾ ਗੰਭੀਰ ਪੇਚੀਦਗੀਆਂ ਨੂੰ
ਰੋਕ ਸਕਦੀ ਹੈ। ਡਾਕਟਰੀ ਦੇਖਭਾਲ ਦੀ ਮੰਗ ਕਰਦੇ ਸਮੇਂ ਦਵਾਈ ਦੀ ਬੋਤਲ ਆਪਣੇ ਨਾਲ ਰੱਖੋ ਤਾਂ ਜੋ ਸਿਹਤ ਸੰਭਾਲ ਪ੍ਰਦਾਤਾ ਜਾਣ ਸਕਣ ਕਿ ਤੁਸੀਂ ਕੀ ਅਤੇ ਕਿੰਨੀ ਮਾਤਰਾ ਵਿੱਚ ਲਈ ਹੈ।
ਜੇਕਰ ਮੈਂ ਬੈਂਜ਼ੋਨੇਟੇਟ ਦੀ ਇੱਕ ਖੁਰਾਕ ਲੈਣਾ ਭੁੱਲ ਜਾਂਦਾ ਹਾਂ ਤਾਂ ਮੈਨੂੰ ਕੀ ਕਰਨਾ ਚਾਹੀਦਾ ਹੈ?
ਜੇਕਰ ਤੁਸੀਂ ਬੈਂਜ਼ੋਨੇਟੇਟ ਦੀ ਇੱਕ ਖੁਰਾਕ ਲੈਣਾ ਭੁੱਲ ਜਾਂਦੇ ਹੋ, ਤਾਂ ਜਿਵੇਂ ਹੀ ਤੁਹਾਨੂੰ ਯਾਦ ਆਵੇ, ਇਸਨੂੰ ਲਓ, ਜਦੋਂ ਤੱਕ ਕਿ ਇਹ ਤੁਹਾਡੀ ਅਗਲੀ ਨਿਰਧਾਰਤ ਖੁਰਾਕ ਦਾ ਸਮਾਂ ਨਾ ਹੋਵੇ। ਉਸ ਸਥਿਤੀ ਵਿੱਚ, ਖੁੰਝੀ ਹੋਈ ਖੁਰਾਕ ਨੂੰ ਛੱਡ ਦਿਓ ਅਤੇ ਆਪਣੇ ਨਿਯਮਤ
ਖੁਰਾਕ ਅਨੁਸੂਚੀ ਦੇ ਨਾਲ ਜਾਰੀ ਰੱਖੋ।
ਕਦੇ ਵੀ ਖੁੰਝੀ ਹੋਈ ਖੁਰਾਕ ਦੀ ਭਰਪਾਈ ਕਰਨ ਲਈ ਇੱਕੋ ਵਾਰ ਦੋ ਖੁਰਾਕਾਂ ਨਾ ਲਓ, ਕਿਉਂਕਿ ਇਸ ਨਾਲ ਮਾੜੇ ਪ੍ਰਭਾਵਾਂ ਦਾ ਜੋਖਮ ਵੱਧ ਜਾਂਦਾ ਹੈ। ਜੇਕਰ ਤੁਸੀਂ ਅਕਸਰ ਖੁਰਾਕਾਂ ਲੈਣਾ ਭੁੱਲ ਜਾਂਦੇ ਹੋ, ਤਾਂ ਫ਼ੋਨ ਰੀਮਾਈਂਡਰ ਸੈੱਟ ਕਰਨ ਜਾਂ ਹਰ ਰੋਜ਼ ਇੱਕੋ ਸਮੇਂ
ਆਪਣੀ ਦਵਾਈ ਲੈਣ 'ਤੇ ਵਿਚਾਰ ਕਰੋ ਤਾਂ ਜੋ ਇੱਕ ਰੁਟੀਨ ਸਥਾਪਤ ਕੀਤੀ ਜਾ ਸਕੇ।
ਮੈਂ ਬੈਂਜ਼ੋਨੇਟੇਟ ਲੈਣਾ ਕਦੋਂ ਬੰਦ ਕਰ ਸਕਦਾ ਹਾਂ?
ਤੁਸੀਂ ਆਮ ਤੌਰ 'ਤੇ ਬੈਂਜ਼ੋਨੇਟੇਟ ਲੈਣਾ ਬੰਦ ਕਰ ਸਕਦੇ ਹੋ ਜਦੋਂ ਤੁਹਾਡੀ ਖੰਘ ਵਿੱਚ ਸੁਧਾਰ ਹੁੰਦਾ ਹੈ ਜਾਂ ਠੀਕ ਹੋ ਜਾਂਦੀ ਹੈ, ਜੋ ਆਮ ਤੌਰ 'ਤੇ ਕੁਝ ਦਿਨਾਂ ਤੋਂ ਇੱਕ ਹਫ਼ਤੇ ਦੇ ਅੰਦਰ ਹੁੰਦਾ ਹੈ। ਕੁਝ ਦਵਾਈਆਂ ਦੇ ਉਲਟ ਜਿਨ੍ਹਾਂ ਨੂੰ ਹੌਲੀ-ਹੌਲੀ ਘਟਾਉਣ ਦੀ ਲੋੜ ਹੁੰਦੀ
ਹੈ, ਬੈਂਜ਼ੋਨੇਟੇਟ ਨੂੰ ਬਿਨਾਂ ਕਢਵਾਉਣ ਦੇ ਲੱਛਣਾਂ ਦੇ ਅਚਾਨਕ ਬੰਦ ਕੀਤਾ ਜਾ ਸਕਦਾ ਹੈ।
ਹਾਲਾਂਕਿ, ਜੇਕਰ ਤੁਹਾਡੇ ਡਾਕਟਰ ਨੇ ਇੱਕ ਖਾਸ ਮਿਆਦ ਲਈ ਬੈਂਜ਼ੋਨੇਟੇਟ ਤਜਵੀਜ਼ ਕੀਤਾ ਹੈ, ਤਾਂ ਪੂਰਾ ਕੋਰਸ ਪੂਰਾ ਕਰਨਾ ਸਭ ਤੋਂ ਵਧੀਆ ਹੈ ਜਦੋਂ ਤੱਕ ਉਹ ਹੋਰ ਸਲਾਹ ਨਹੀਂ ਦਿੰਦੇ। ਜੇਕਰ ਦਵਾਈ ਬੰਦ ਕਰਨ ਤੋਂ ਬਾਅਦ ਤੁਹਾਡੀ ਖੰਘ ਵਾਪਸ ਆ ਜਾਂਦੀ ਹੈ,